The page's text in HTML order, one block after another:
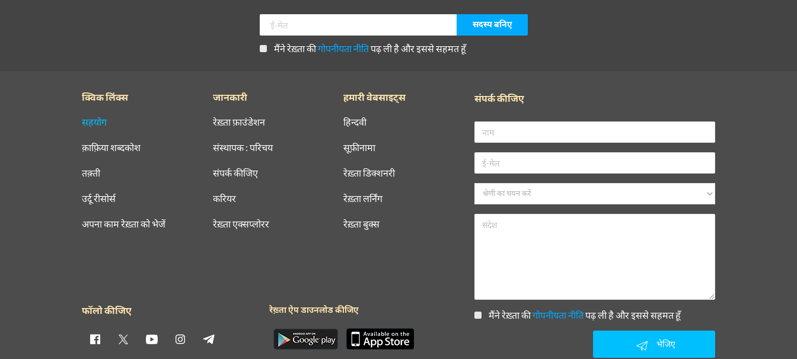
मैंने रेख़्ता कीगोपनीयता नीतिपढ़ ली है और इससे सहमत हूँ
क्विक लिंक्स
सहयोग
क़ाफ़िया शब्दकोश
तक़्ती
उर्दू रीसोर्स
अपना काम रेख़्ता को भेजें
जानकारी
रेख़्ता फ़ाउंडेशन
संस्थापक : परिचय
संपर्क कीजिए
करियर
रेख़्ता एक्सप्लोरर
हमारी वेबसाइट्स
हिन्दवी
सूफ़ीनामा
रेख़्ता डिक्शनरी
रेख़्ता लर्निंग
रेख़्ता बुक्स
संपर्क कीजिए
मैंने रेख़्ता कीगोपनीयता नीतिपढ़ ली है और इससे सहमत हूँ
भेजिए
फॉलो कीजिए रेख़्ता ऐप डाउनलोड कीजिए